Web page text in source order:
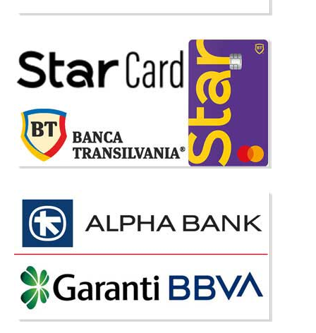
Birou cu etajera alb Keybuzz
scoala copilul are nevoie de un spatiu personalizat, un spatiu numai pentru
el in care sa se simta sigur, un spatiu pe care sa si-l ordoneze dupa vointa
lui, un spatiu pe care sa il iubeasca. ..
Pret Redus249 Lei
-13%